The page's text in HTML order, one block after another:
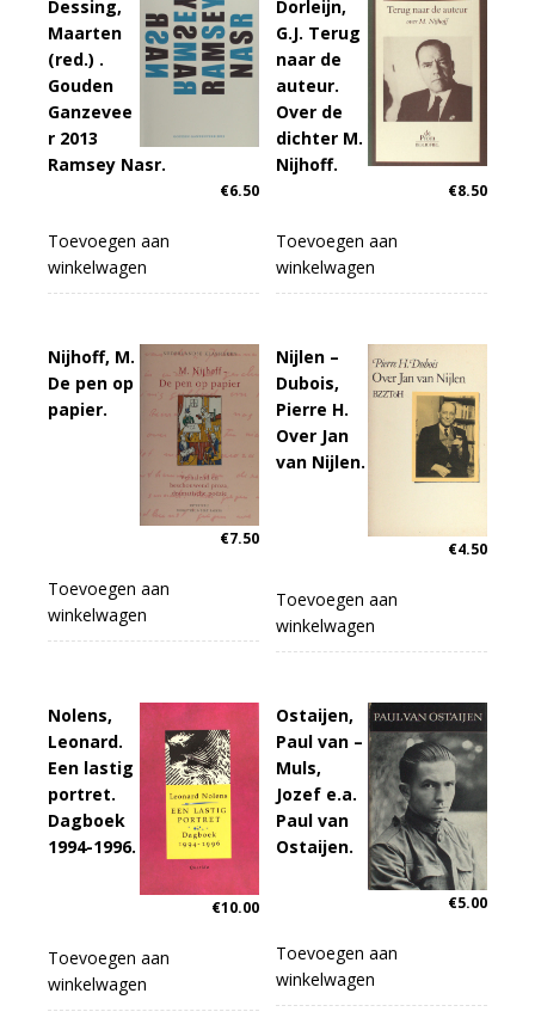
Dessing,
Maarten
(red.) .
Gouden
Ganzevee
r 2013
Ramsey Nasr.
€6.50
Toevoegen aan
winkelwagen
Dorleijn,
G.J. Terug
naar de
auteur.
Over de
dichter M.
Nijhoff.
€8.50
Toevoegen aan
winkelwagen
Nijhoff, M.
De pen op
papier.
€7.50
Toevoegen aan
winkelwagen
Nijlen –
Dubois,
Pierre H.
Over Jan
van Nijlen.
€4.50
Toevoegen aan
winkelwagen
Nolens,
Leonard.
Een lastig
portret.
Dagboek
1994-1996.
€10.00
Toevoegen aan
winkelwagen
Ostaijen,
Paul van –
Muls,
Jozef e.a.
Paul van
Ostaijen.
€5.00
Toevoegen aan
winkelwagen